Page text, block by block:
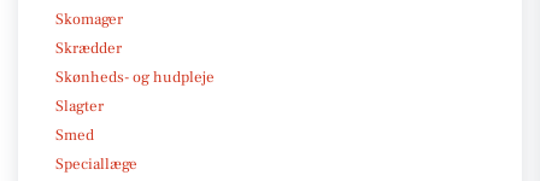
Skomager
Skrædder
Skønheds- og hudpleje
Slagter
Smed
Speciallæge